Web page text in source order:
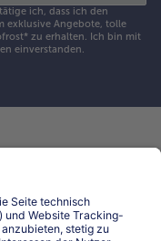
ich, dass ich den
exklusive Angebote, tolle
zu erhalten. Ich bin mit
einverstanden.